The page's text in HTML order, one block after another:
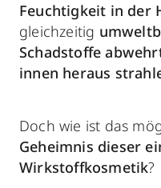
Feuchtigkeit in der
gleichzeitig
Schadstoffe
innen heraus
Doch wie ist das
Geheimnis dieser
Wirkstoffkosmetik?